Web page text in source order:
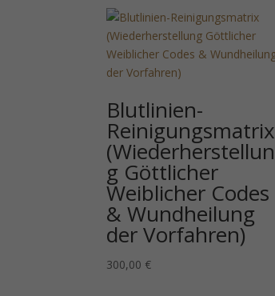
Blutlinien-
Reinigungsmatrix
(Wiederherstellun
g Göttlicher
Weiblicher Codes
& Wundheilung
der Vorfahren)
300,00 €